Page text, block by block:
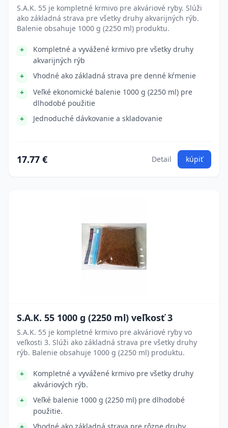
S.A.K. 55 je kompletné krmivo pre akváriové ryby. Slúži
ako základná strava pre všetky druhy akvarijných rýb.
Balenie obsahuje 1000 g (2250 ml) produktu.
Kompletné a vyvážené krmivo pre všetky druhy
akvarijných rýb
Vhodné ako základná strava pre denné kŕmenie
Veľké ekonomické balenie 1000 g (2250 ml) pre
dlhodobé použitie
Jednoduché dávkovanie a skladovanie
17.77 € Detail kúpiť
S.A.K. 55 1000 g (2250 ml) veľkosť 3
S.A.K. 55 je kompletné krmivo pre akváriové ryby vo
veľkosti 3. Slúži ako základná strava pre všetky druhy
rýb. Balenie obsahuje 1000 g (2250 ml) produktu.
Kompletné a vyvážené krmivo pre všetky druhy
akváriových rýb.
Veľké balenie 1000 g (2250 ml) pre dlhodobé
použitie.